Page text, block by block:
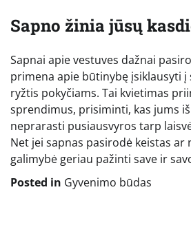
Sapno žinia jūsų
Sapnai apie vestuves dažnai
primena apie būtinybę įsiklausyti į
ryžtis pokyčiams. Tai kvietimas
sprendimus, prisiminti, kas jums
neprarasti pusiausvyros tarp
Net jei sapnas pasirodė keistas ar
galimybė geriau pažinti save ir
Posted in Gyvenimo būdas